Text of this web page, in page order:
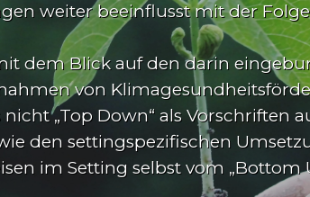
weiter beeinflusst mit der
dem Blick auf den darin
von
„Top Down“ als
den settingspezifischen
im Setting selbst vom „Bottom